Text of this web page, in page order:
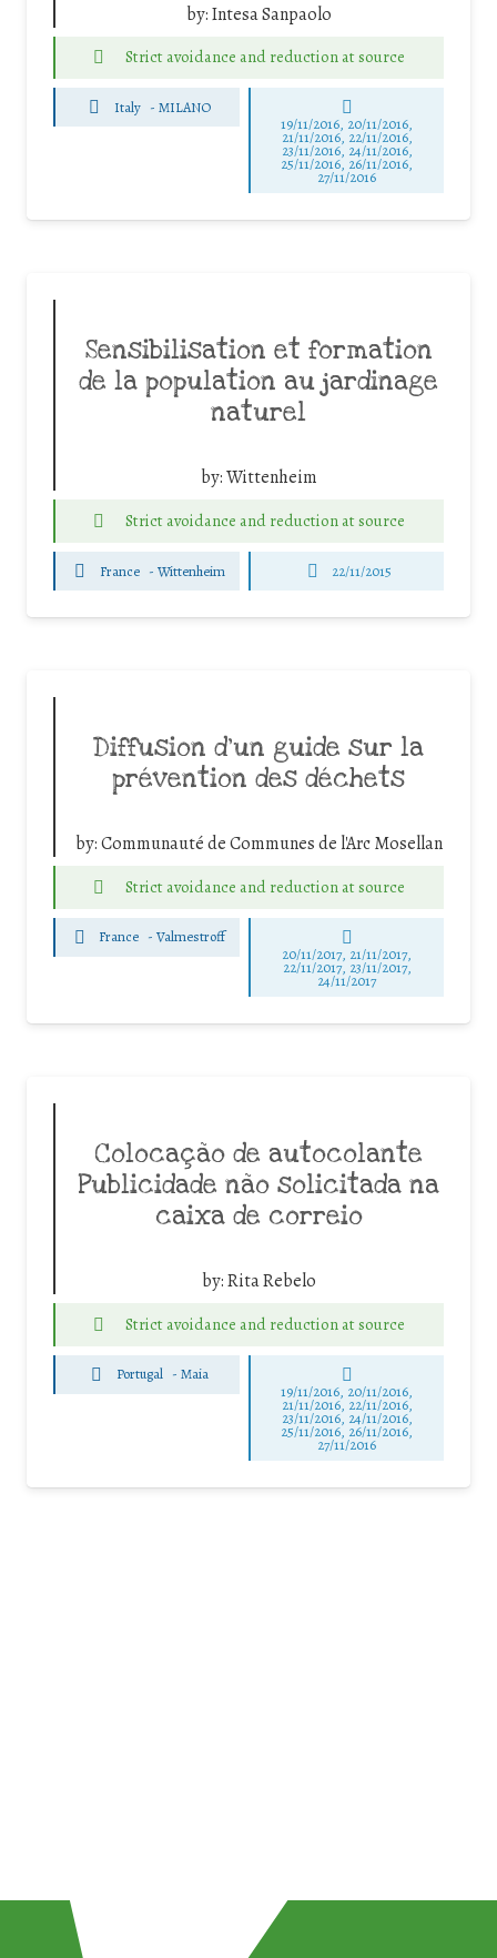
by:Intesa Sanpaolo
Strict avoidance and reduction at source
Italy - MILANO
19/11/2016, 20/11/2016,
21/11/2016, 22/11/2016,
23/11/2016, 24/11/2016,
25/11/2016, 26/11/2016,
27/11/2016
Sensibilisation et formation
de la population au jardinage
naturel
by:Wittenheim
Strict avoidance and reduction at source
France - Wittenheim 22/11/2015
Diffusion d’un guide sur la
prévention des déchets
by:Communauté de Communes de l'Arc Mosellan
Strict avoidance and reduction at source
France -Valmestroff
20/11/2017, 21/11/2017,
22/11/2017, 23/11/2017,
24/11/2017
Colocação de autocolante
Publicidade não solicitada na
caixa de correio
by:Rita Rebelo
Strict avoidance and reduction at source
Portugal - Maia
19/11/2016, 20/11/2016,
21/11/2016, 22/11/2016,
23/11/2016, 24/11/2016,
25/11/2016, 26/11/2016,
27/11/2016